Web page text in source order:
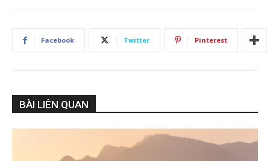
Facebook Twitter Pinterest
BÀI LIÊN QUAN